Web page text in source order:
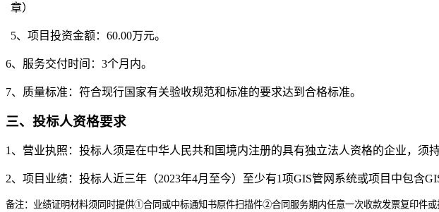
章）
5、项目投资金额：60.00万元。
6、服务交付时间：3个月内。
7、质量标准：符合现行国家有关验收规范和标准的要求达到合格标准。
三、投标人资格要求
1 、营业执照：投标人须是在中华人民共和国境内注册的具有独立法人资格的企业，须
2、项目业绩：投标人近三年（2023年4月至今）至少有1项GIS管网系统或项目中包含
备注：业绩证明材料须同时提供①合同或中标通知书原件扫描件②合同服务期内任意一次收款发票复印件